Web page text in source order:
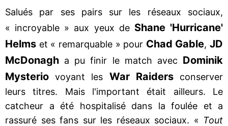
Salués par ses pairs sur les réseaux sociaux,
« incroyable » aux yeux de Shane 'Hurricane'
Helms et « remarquable » pour Chad Gable, JD
McDonagh a pu finir le match avec Dominik
Mysterio voyant les War Raidersconserver
leurs titres. Mais l'important était ailleurs. Le
catcheur a été hospitalisé dans la foulée et a
rassuré ses fans sur les réseaux sociaux. « Tout